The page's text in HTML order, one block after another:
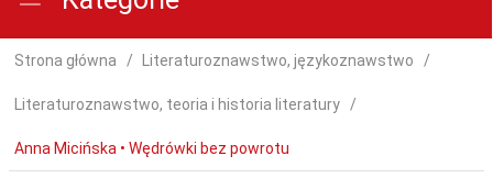
Strona główna Literaturoznawstwo, językoznawstwo
Literaturoznawstwo, teoria i historia literatury
Anna Micińska • Wędrówki bez powrotu